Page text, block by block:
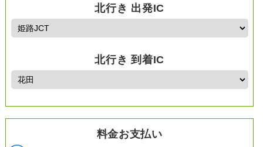
北行き 出発IC
北行き 到着IC
料金お支払い